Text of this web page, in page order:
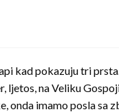
kad pokazuju tri
na Veliku
onda imamo posla